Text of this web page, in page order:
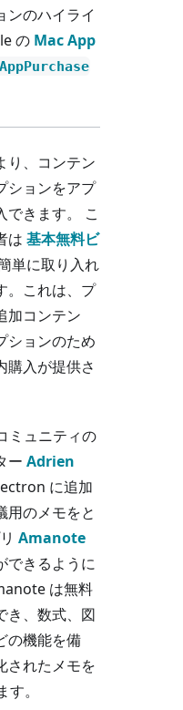
ンのハイライ
の Mac App
り、コンテン
ションをアプ
できます。 こ
は 基本無料ビ
単に取り入れ
。これは、プ
加コンテン
ションのため
購入が提供さ
ミュニティの
ー Adrien
に追加
用のメモをと
Amanote
できるように
は無料
き、数式、図
の機能を備
されたメモを
。